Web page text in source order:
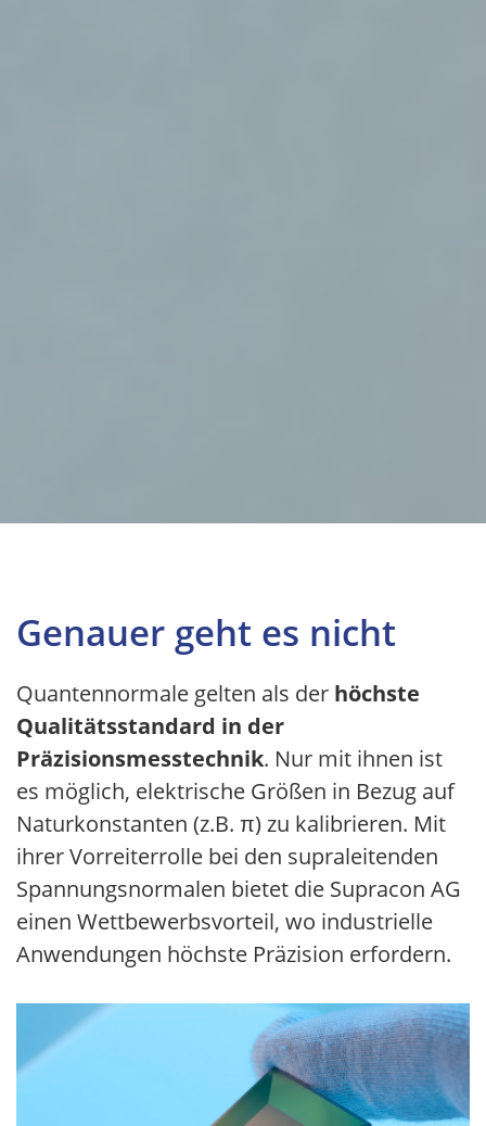
Genauer geht es nicht
Quantennormale gelten als der höchste
Qualitätsstandard in der
Präzisionsmesstechnik. Nur mit ihnen ist
es möglich, elektrische Größen in Bezug auf
Naturkonstanten (z.B. π) zu kalibrieren. Mit
ihrer Vorreiterrolle bei den supraleitenden
Spannungsnormalen bietet die Supracon AG
einen Wettbewerbsvorteil, wo industrielle
Anwendungen höchste Präzision erfordern.